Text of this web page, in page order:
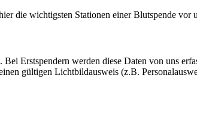
die wichtigsten Stationen einer Blutspende
Erstspendern werden diese Daten von uns
gültigen Lichtbildausweis (z.B.